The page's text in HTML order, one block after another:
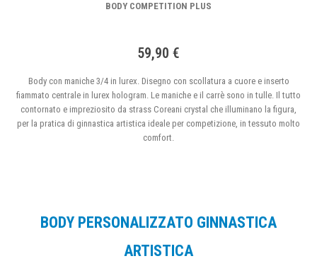
BODY COMPETITION PLUS
59,90 €
Body con maniche 3/4 in lurex. Disegno con scollatura a cuore e inserto
fiammato centrale in lurex hologram. Le maniche e il carrè sono in tulle. Il tutto
contornato e impreziosito da strass Coreani crystal che illuminano la figura,
per la pratica di ginnastica artistica ideale per competizione, in tessuto molto
comfort.
BODY PERSONALIZZATO GINNASTICA
ARTISTICA